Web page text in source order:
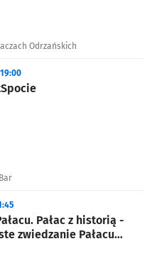
Odrzańskich
Pałac z historią -
zwiedzanie Pałacu